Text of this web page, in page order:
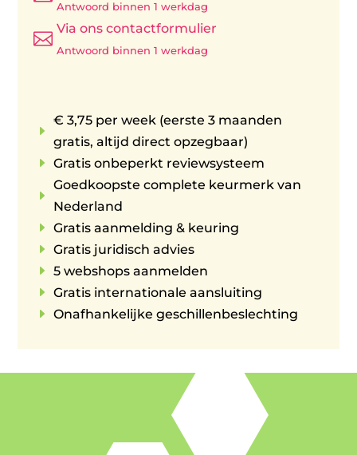
Antwoord binnen 1 werkdag

Via ons contactformulier
Antwoord binnen 1 werkdag
E
€ 3,75 per week (eerste 3 maanden
gratis, altijd direct opzegbaar)
E Gratis onbeperkt reviewsysteem
E
Goedkoopste complete keurmerk van
Nederland
E Gratis aanmelding & keuring
E Gratis juridisch advies
E 5 webshops aanmelden
E Gratis internationale aansluiting
E Onafhankelijke geschillenbeslechting